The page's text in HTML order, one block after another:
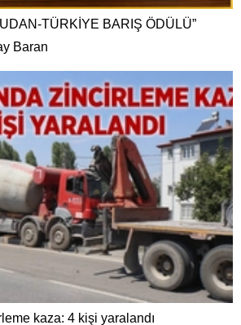
TÜRKİYE BARIŞ ÖDÜLÜ”
Baran
kaza: 4 kişi yaralandı